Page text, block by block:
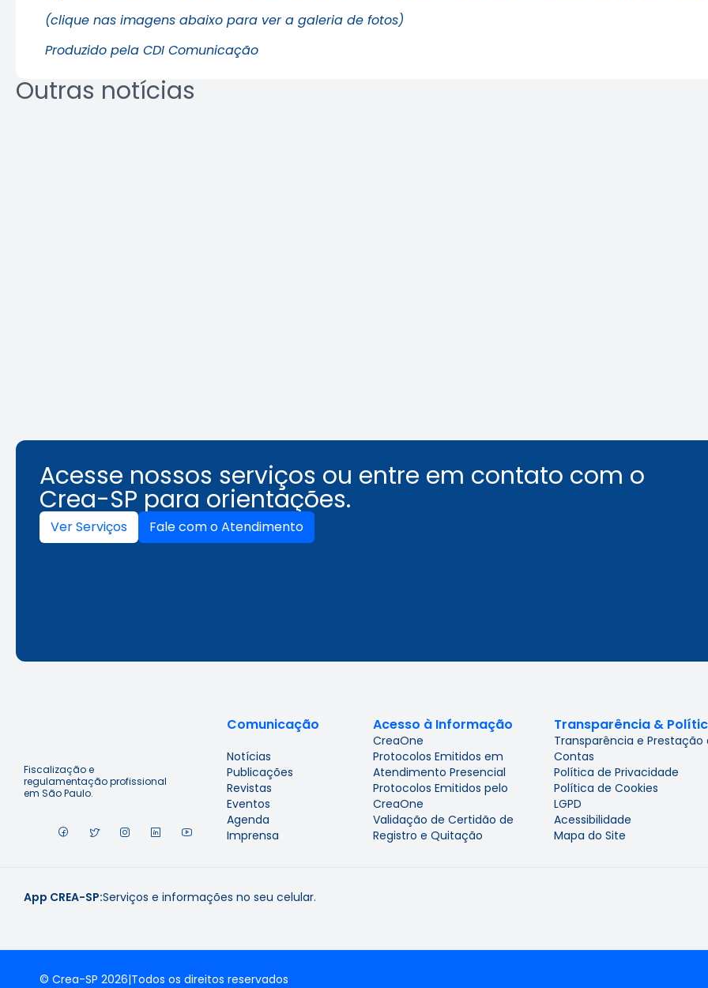
(clique nas imagens abaixo para ver a galeria de fotos)
Produzido pela CDI Comunicação
Outras notícias
Acesse nossos serviços ou entre em contato com o
Crea-SP para orientações.
Ver Serviços Fale com o Atendimento
Fiscalização e
regulamentação profissional
em São Paulo.
Comunicação
Notícias
Publicações
Revistas
Eventos
Agenda
Imprensa
Acesso à Informação
CreaOne
Protocolos Emitidos em
Atendimento Presencial
Protocolos Emitidos pelo
CreaOne
Validação de Certidão de
Registro e Quitação
Transparência &
Transparência e Prestação
Contas
Política de Privacidade
Política de Cookies
LGPD
Acessibilidade
Mapa do Site
App CREA-SP:Serviços e informações no seu celular.
© Crea-SP 2026|Todos os direitos reservados